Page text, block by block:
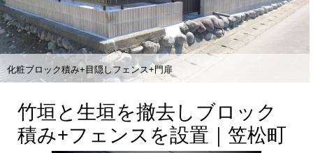
化粧ブロック積み+目隠しフェンス+門扉
竹垣と生垣を撤去しブロック
積み+フェンスを設置｜笠松町